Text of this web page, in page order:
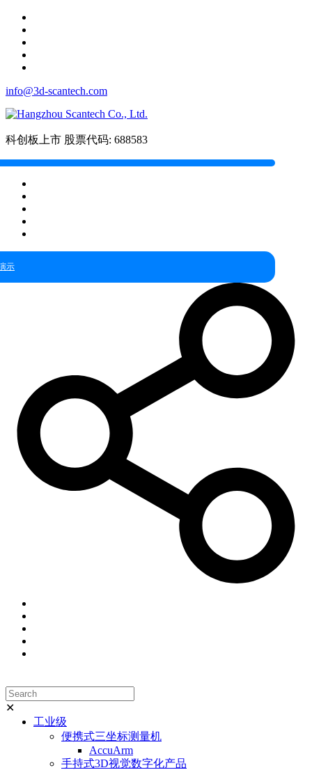
info@3d-scantech.com
科创板上市 股票代码: 688583
示
✕
工业级
便携式三坐标测量机
AccuArm
手持式3D视觉数字化产品